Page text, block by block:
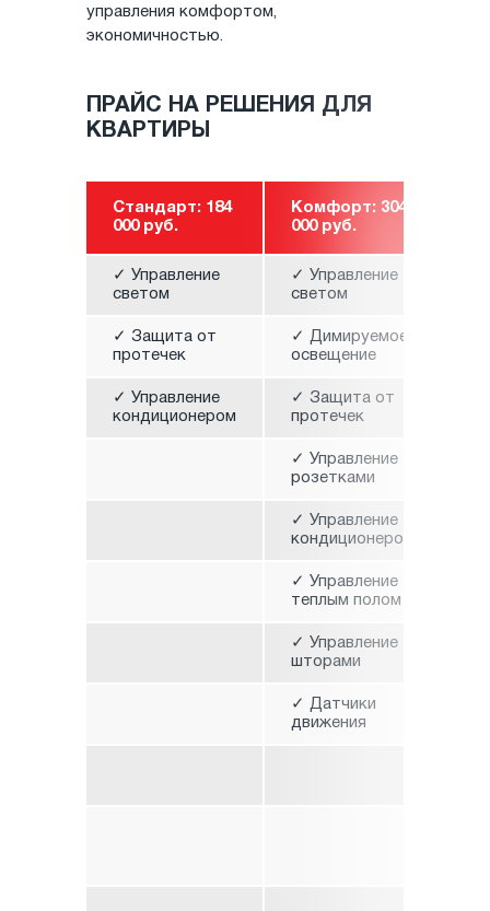
управления комфортом,
экономичностью.
ПРАЙС НА РЕШЕНИЯ ДЛЯ
КВАРТИРЫ
Стандарт: 184
000 руб.
Комфорт: 304
000 руб.
✓ Управление
светом
✓ Управление
светом
✓ Защита от
протечек
✓ Димируемое
освещение
✓ Управление
кондиционером
✓ Защита от
протечек
✓ Управление
розетками
✓ Управление
кондиционером
✓ Управление
теплым полом
✓ Управление
шторами
✓ Датчики
движения